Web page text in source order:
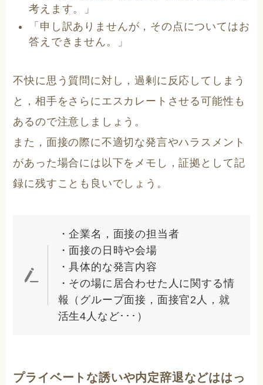
考えます。」
「申し訳ありませんが，その点についてはお
答えできません。」
不快に思う質問に対し，過剰に反応してしまう
と，相手をさらにエスカレートさせる可能性も
あるので注意しましょう。
また，面接の際に不適切な発言やハラスメント
があった場合には以下をメモし，証拠として記
録に残すことも良いでしょう。
・企業名，面接の担当者
・面接の日時や会場
・具体的な発言内容
・その場に居合わせた人に関する情
報（グループ面接，面接官2人，就
活生4人など･･･）
プライベートな誘いや内定辞退などははっ